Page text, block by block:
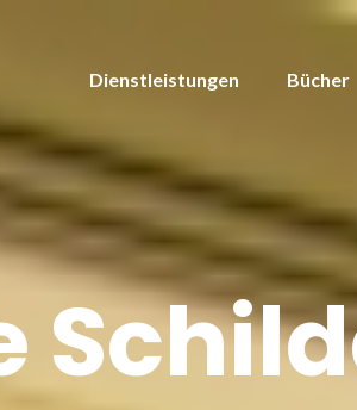
Dienstleistungen Bücher